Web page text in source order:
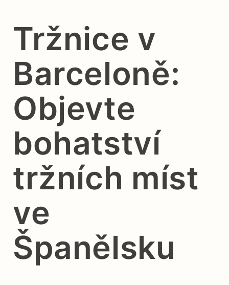
Tržnice v
Barceloně:
Objevte
bohatství
tržních míst
ve
Španělsku